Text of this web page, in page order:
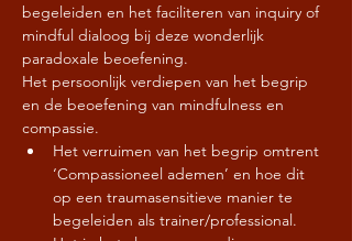
begeleiden en het faciliteren van inquiry of
mindful dialoog bij deze wonderlijk
paradoxale beoefening.
Het persoonlijk verdiepen van het begrip
en de beoefening van mindfulness en
compassie.
Het verruimen van het begrip omtrent
‘Compassioneel ademen’ en hoe dit
op een traumasensitieve manier te
begeleiden als trainer/professional.